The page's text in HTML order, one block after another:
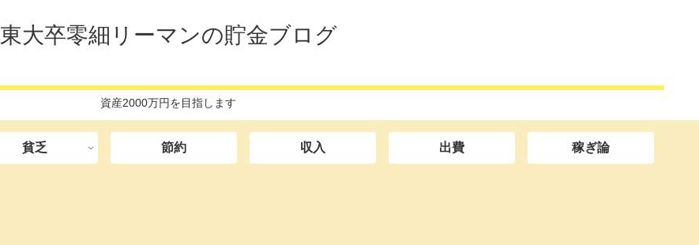
東大卒零細リーマンの貯金ブログ
資産2000万円を目指します
貧乏 節約 収入 出費 稼ぎ論